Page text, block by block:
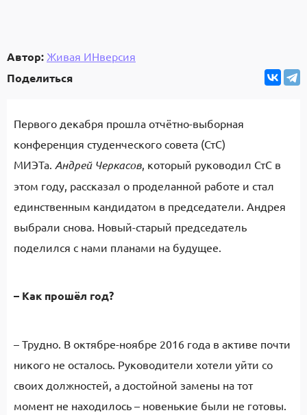
Автор: Живая ИНверсия
Поделиться
Первого декабря прошла отчётно-выборная
конференция студенческого совета (СтС)
МИЭТа. Андрей Черкасов, который руководил СтС в
этом году, рассказал о проделанной работе и стал
единственным кандидатом в председатели. Андрея
выбрали снова. Новый-старый председатель
поделился с нами планами на будущее.
– Как прошёл год?
– Трудно. В октябре-ноябре 2016 года в активе почти
никого не осталось. Руководители хотели уйти со
своих должностей, а достойной замены на тот
момент не находилось – новенькие были не готовы.